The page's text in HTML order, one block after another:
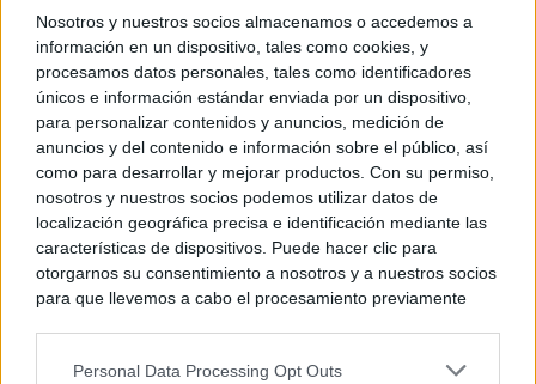
Nosotros y nuestros socios almacenamos o accedemos a
información en un dispositivo, tales como cookies, y
procesamos datos personales, tales como identificadores
únicos e información estándar enviada por un dispositivo,
para personalizar contenidos y anuncios, medición de
anuncios y del contenido e información sobre el público, así
como para desarrollar y mejorar productos. Con su permiso,
nosotros y nuestros socios podemos utilizar datos de
localización geográfica precisa e identificación mediante las
características de dispositivos. Puede hacer clic para
otorgarnos su consentimiento a nosotros y a nuestros socios
para que llevemos a cabo el procesamiento previamente
negar su consentimiento. Tenga en cuenta que algún
Personal Data Processing Opt Outs
mientras llama a
para Italia con
© Kiosko.net Aviso Legal Privacidad y Cookies